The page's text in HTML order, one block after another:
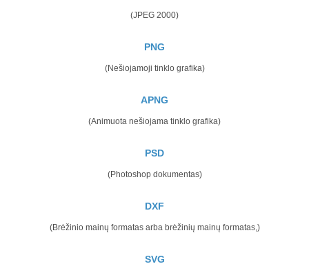
(JPEG 2000)
PNG
(Nešiojamoji tinklo grafika)
APNG
(Animuota nešiojama tinklo grafika)
PSD
(Photoshop dokumentas)
DXF
(Brėžinio mainų formatas arba brėžinių mainų formatas,)
SVG